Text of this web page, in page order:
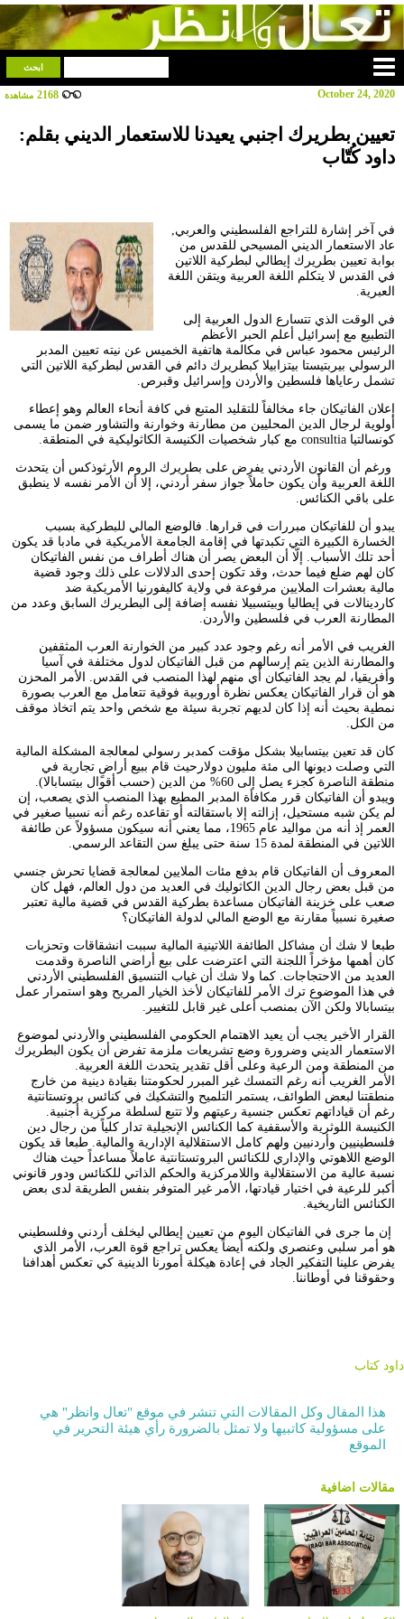
October 24, 2020
2168 مشاهدة
تعيين بطريرك اجنبي يعيدنا للاستعمار الديني بقلم:
داود كُتّاب
في آخر إشارة للتراجع الفلسطيني والعربي,
عاد الاستعمار الديني المسيحي للقدس من
بوابة تعيين بطريرك إيطالي لبطركية اللاتين
في القدس لا يتكلم اللغة العربية ويتقن اللغة
العبرية.
في الوقت الذي تتسارع الدول العربية إلى
التطبيع مع إسرائيل أعلم الحبر الأعظم
الرئيس محمود عباس في مكالمة هاتفية الخميس عن نيته تعيين المدبر
الرسولي بيربتيستا بيتزابيلا كبطريرك دائم في القدس لبطركية اللاتين التي
تشمل رعاياها فلسطين والأردن وإسرائيل وقبرص.
إعلان الفاتيكان جاء مخالفاً للتقليد المتبع في كافة أنحاء العالم وهو إعطاء
أولوية لرجال الدين المحليين من مطارنة وخوارنة والتشاور ضمن ما يسمى
كونسالتيا consultia مع كبار شخصيات الكنيسة الكاثوليكية في المنطقة.
ورغم أن القانون الأردني يفرض على بطريرك الروم الأرثوذكس أن يتحدث
اللغة العربية وأن يكون حاملاً جواز سفر أردني، إلا أن الأمر نفسه لا ينطبق
على باقي الكنائس.
يبدو أن للفاتيكان مبررات في قرارها. فالوضع المالي للبطركية بسبب
الخسارة الكبيرة التي تكبدتها في إقامة الجامعة الأمريكية في مادبا قد يكون
أحد تلك الأسباب. إلّا أن البعض يصر أن هناك أطراف من نفس الفاتيكان
كان لهم ضلع فيما حدث، وقد تكون إحدى الدلالات على ذلك وجود قضية
مالية بعشرات الملايين مرفوعة في ولاية كاليفورنيا الأمريكية ضد
كاردينالات في إيطاليا وبيتسبيلا نفسه إضافة إلى البطريرك السابق وعدد من
المطارنة العرب في فلسطين والأردن.
الغريب في الأمر أنه رغم وجود عدد كبير من الخوارنة العرب المثقفين
والمطارنة الذين يتم إرسالهم من قبل الفاتيكان لدول مختلفة في آسيا
وأفريقيا، لم يجد الفاتيكان أي منهم لهذا المنصب في القدس. الأمر المحزن
هو أن قرار الفاتيكان يعكس نظرة أوروبية فوقية تتعامل مع العرب بصورة
نمطية بحيث أنه إذا كان لديهم تجربة سيئة مع شخص واحد يتم اتخاذ موقف
من الكل.
كان قد تعين بيتسابيلا بشكل مؤقت كمدبر رسولي لمعالجة المشكلة المالية
التي وصلت ديونها الى مئة مليون دولارحيث قام ببيع أراضٍ تجارية في
منطقة الناصرة كجزء يصل إلى 60% من الدين (حسب أقوال بيتسابالا).
ويبدو أن الفاتيكان قرر مكافأة المدبر المطيع بهذا المنصب الذي يصعب، إن
لم يكن شبه مستحيل، إزالته إلا باستقالته أو تقاعده رغم أنه نسبيا صغير في
العمر إذ أنه من مواليد عام 1965، مما يعني أنه سيكون مسؤولاً عن طائفة
اللاتين في المنطقة لمدة 15 سنة حتى يبلغ سن التقاعد الرسمي.
المعروف أن الفاتيكان قام بدفع مئات الملايين لمعالجة قضايا تحرش جنسي
من قبل بعض رجال الدين الكاثوليك في العديد من دول العالم، فهل كان
صعب على خزينة الفاتيكان مساعدة بطركية القدس في قضية مالية تعتبر
صغيرة نسبياً مقارنة مع الوضع المالي لدولة الفاتيكان؟
طبعا لا شك أن مشاكل الطائفة اللاتينية المالية سببت انشقاقات وتحزبات
كان أهمها مؤخراً اللجنة التي اعترضت على بيع أراضي الناصرة وقدمت
العديد من الاحتجاجات. كما ولا شك أن غياب التنسيق الفلسطيني الأردني
في هذا الموضوع ترك الأمر للفاتيكان لأخذ الخيار المريح وهو استمرار عمل
بيتسابالا ولكن الآن بمنصب أعلى غير قابل للتغيير.
القرار الأخير يجب أن يعيد الاهتمام الحكومي الفلسطيني والأردني لموضوع
الاستعمار الديني وضرورة وضع تشريعات ملزمة تفرض أن يكون البطريرك
من المنطقة ومن الرعية وعلى أقل تقدير يتحدث اللغة العربية.
الأمر الغريب أنه رغم التمسك غير المبرر لحكومتنا بقيادة دينية من خارج
منطقتنا لبعض الطوائف، يستمر التلميح والتشكيك في كنائس بروتستانتية
رغم أن قياداتهم تعكس جنسية رعيتهم ولا تتبع لسلطة مركزية أجنبية.
الكنيسة اللوثرية والأسقفية كما الكنائس الإنجيلية تدار كلياً من رجال دين
فلسطينيين وأردنيين ولهم كامل الاستقلالية الإدارية والمالية. طبعا قد يكون
الوضع اللاهوتي والإداري للكنائس البروتستانتية عاملاً مساعداً حيث هناك
نسبة عالية من الاستقلالية واللامركزية والحكم الذاتي للكنائس ودور قانوني
أكبر للرعية في اختيار قيادتها، الأمر غير المتوفر بنفس الطريقة لدى بعض
الكنائس التاريخية.
إن ما جرى في الفاتيكان اليوم من تعيين إيطالي ليخلف أردني وفلسطيني
هو أمر سلبي وعنصري ولكنه أيضاً يعكس تراجع قوة العرب، الأمر الذي
يفرض علينا التفكير الجاد في إعادة هيكلة أمورنا الدينية كي تعكس أهدافنا
وحقوقنا في أوطاننا.
داود كتاب
هذا المقال وكل المقالات التي تنشر في موقع "تعال وانظر" هي
على مسؤولية كاتبيها ولا تمثل بالضرورة رأي هيئة التحرير في
الموقع
مقالات اضافية